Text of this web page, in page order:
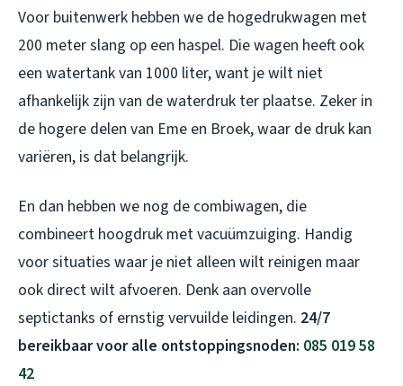
Voor buitenwerk hebben we de hogedrukwagen met
200 meter slang op een haspel. Die wagen heeft ook
een watertank van 1000 liter, want je wilt niet
afhankelijk zijn van de waterdruk ter plaatse. Zeker in
de hogere delen van Eme en Broek, waar de druk kan
variëren, is dat belangrijk.
En dan hebben we nog de combiwagen, die
combineert hoogdruk met vacuümzuiging. Handig
voor situaties waar je niet alleen wilt reinigen maar
ook direct wilt afvoeren. Denk aan overvolle
septictanks of ernstig vervuilde leidingen. 24/7
bereikbaar voor alle ontstoppingsnoden: 085 019 58
42